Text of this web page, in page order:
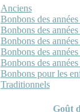
Anciens
Bonbons des
Bonbons des
Bonbons des
Bonbons des
Bonbons des
Bonbons pour les
Traditionnels
Goût